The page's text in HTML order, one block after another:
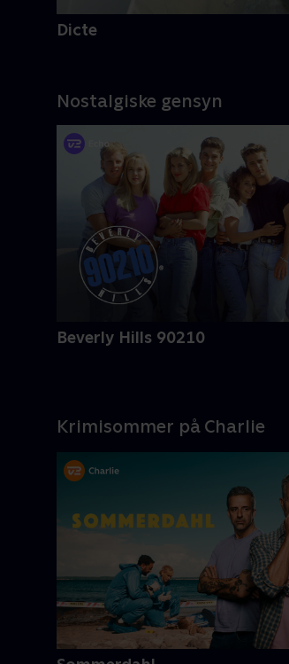
Dicte
Nostalgiske gensyn
Beverly Hills 90210
Krimisommer på Charlie